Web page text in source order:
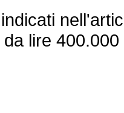
lire